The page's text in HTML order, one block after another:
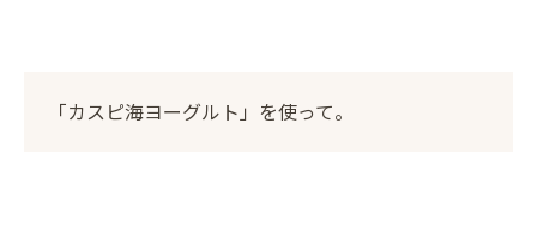
「カスピ海ヨーグルト」を使って。